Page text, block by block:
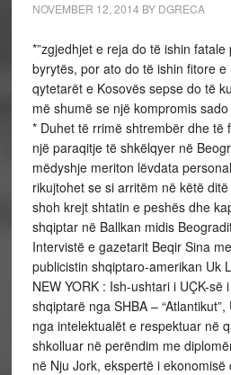
NOVEMBER 12, 2014 BY DGRECA
*”zgjedhjet e reja do të ishin
byrytës, por ato do të ishin fitore
qytetarët e Kosovës sepse do të
më shumë se një kompromis sado
* Duhet të rrimë shtrembër dhe të
një paraqitje të shkëlqyer në
mëdyshje meriton lëvdata
rikujtohet se si arritëm në këtë
shoh krejt shtatin e peshës dhe
shqiptar në Ballkan midis
Intervistë e gazetarit Beqir Sina
publicistin shqiptaro-amerikan Uk
NEW YORK : Ish-ushtari i UÇK-së
shqiptarë nga SHBA –
nga intelektualët e respektuar në
shkolluar në perëndim me
në Nju Jork, ekspertë i